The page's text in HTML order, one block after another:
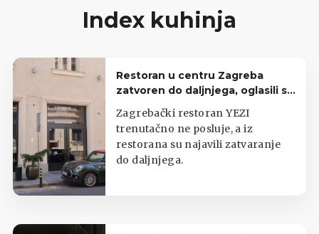
Index kuhinja
Restoran u centru Zagreba
zatvoren do daljnjega, oglasili se
iz lokala
Zagrebački restoran YEZI
trenutačno ne posluje, a iz
restorana su najavili zatvaranje
do daljnjega.